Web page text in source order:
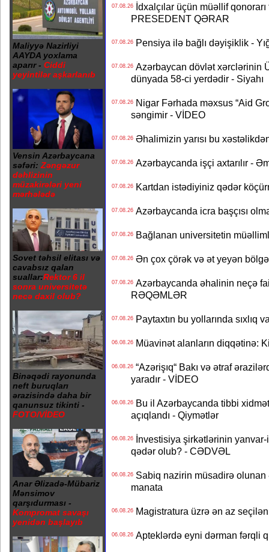
Maliyyə Nazirliyi
AAYDA yoxlama
aparır - Ciddi
yeyintilər aşkarlanıb
Vensin Azərbaycana
səfəri: Zəngəzur
dəhlizinin
müzakirələri yeni
mərhələdə
Sovet təhsil elitası və
cavabsız qalan
suallar:Rektor 6 il
sonra universitetə
necə daxil olub?
Binəqədi rayonunda
neft buruqları
ərazisində daha bir
qanunsuz tikinti -
FOTO/VİDEO
Anar Əlizadə-Mübariz
Mənsimov
qarşıdurması -
Kompromat savaşı
yenidən başlayıb
07.08.26İdxalçılar üçün müəllif
PRESEDENT QƏRAR
07.08.26Pensiya ilə bağlı dəyişiklik -
07.08.26Azərbaycan dövlət xərclərinin
dünyada 58-ci yerdədir - Siyahı
07.08.26Nigar Fərhada məxsus “Aid
səngimir - VİDEO
07.08.26Əhalimizin yarısı bu
07.08.26Azərbaycanda işçi axtarılır -
07.08.26Kartdan istədiyiniz qədər
07.08.26Azərbaycanda icra başçısı
07.08.26Bağlanan universitetin
07.08.26Ən çox çörək və ət yeyən
07.08.26Azərbaycanda əhalinin neçə
RƏQƏMLƏR
07.08.26Paytaxtın bu yollarında sıxlıq
06.08.26Müavinət alanların diqqətinə:
06.08.26“Azərişıq“ Bakı və ətraf
yaradır - VİDEO
06.08.26Bu il Azərbaycanda tibbi
açıqlandı - Qiymətlər
06.08.26İnvestisiya şirkətlərinin yanvar-
qədər olub? - CƏDVƏL
06.08.26Sabiq nazirin müsadirə olunan
manata
06.08.26Magistratura üzrə ən az
06.08.26Apteklərdə eyni dərman fərqli